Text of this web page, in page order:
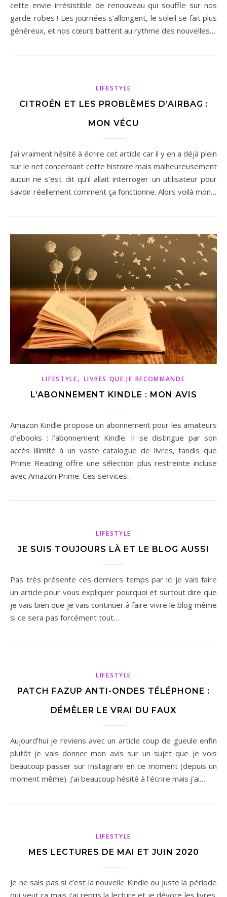
cette envie irrésistible de renouveau qui souffle sur nos
garde-robes ! Les journées s’allongent, le soleil se fait plus
généreux, et nos cœurs battent au rythme des nouvelles…
LIFESTYLE
CITROËN ET LES PROBLÈMES D’AIRBAG :
MON VÉCU
J’ai vraiment hésité à écrire cet article car il y en a déjà plein
sur le net concernant cette histoire mais malheureusement
aucun ne s’est dit qu’il allait interroger un utilisateur pour
savoir réellement comment ça fonctionne. Alors voilà mon…
LIFESTYLE, LIVRES QUE JE RECOMMANDE
L’ABONNEMENT KINDLE : MON AVIS
Amazon Kindle propose un abonnement pour les amateurs
d’ebooks : l’abonnement Kindle. Il se distingue par son
accès illimité à un vaste catalogue de livres, tandis que
Prime Reading offre une sélection plus restreinte incluse
avec Amazon Prime. Ces services…
LIFESTYLE
JE SUIS TOUJOURS LÀ ET LE BLOG AUSSI
Pas très présente ces derniers temps par ici je vais faire
un article pour vous expliquer pourquoi et surtout dire que
je vais bien que je vais continuer à faire vivre le blog même
si ce sera pas forcément tout…
LIFESTYLE
PATCH FAZUP ANTI-ONDES TÉLÉPHONE :
DÉMÊLER LE VRAI DU FAUX
Aujourd’hui je reviens avec un article coup de gueule enfin
plutôt je vais donner mon avis sur un sujet que je vois
beaucoup passer sur Instagram en ce moment (depuis un
moment même). J’ai beaucoup hésité à l’écrire mais j’ai…
LIFESTYLE
MES LECTURES DE MAI ET JUIN 2020
Je ne sais pas si c’est la nouvelle Kindle ou juste la période
qui veut ça mais j’ai repris la lecture et je dévore les livres.